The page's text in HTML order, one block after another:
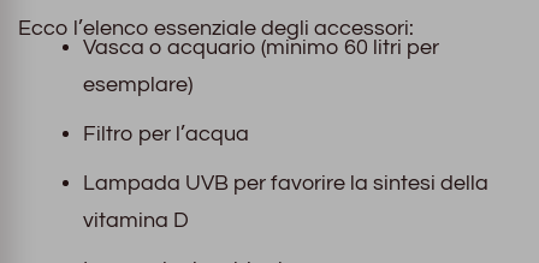
Ecco l’elenco essenziale degli accessori:
Vasca o acquario (minimo 60 litri per
esemplare)
Filtro per l’acqua
Lampada UVB per favorire la sintesi della
vitamina D